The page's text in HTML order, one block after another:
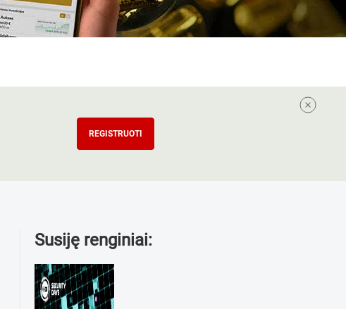
REGISTRUOTI
Susiję renginiai: